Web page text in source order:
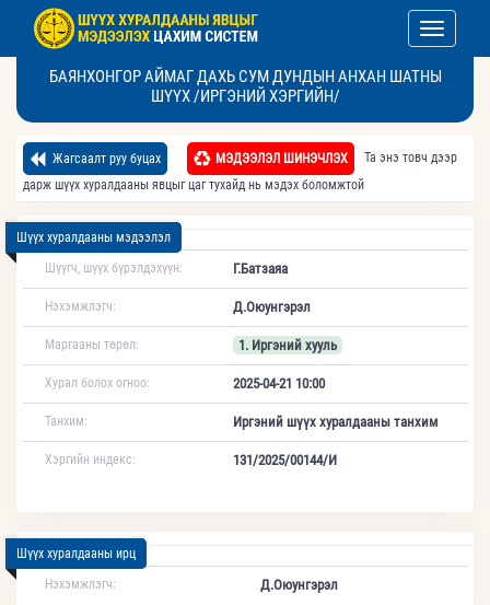
Toggle
БАЯНХОНГОР АЙМАГ ДАХЬ СУМ ДУНДЫН АНХАН ШАТНЫ
ШҮҮХ /ИРГЭНИЙ ХЭРГИЙН/
Жагсаалт руу буцах МЭДЭЭЛЭЛ ШИНЭЧЛЭХ
Та энэ товч дээр
дарж шүүх хуралдааны явцыг цаг тухайд нь мэдэх боломжтой
Шүүх хуралдааны мэдээлэл
Шүүгч, шүүх бүрэлдэхүүн:
Г.Батзаяа
Нэхэмжлэгч: Д.Оюунгэрэл
Маргааны төрөл: 1. Иргэний хууль
Хурал болох огноо: 2025-04-21 10:00
Танхим: Иргэний шүүх хуралдааны танхим
Хэргийн индекс: 131/2025/00144/И
Шүүх хуралдааны ирц
Нэхэмжлэгч:
Д.Оюунгэрэл